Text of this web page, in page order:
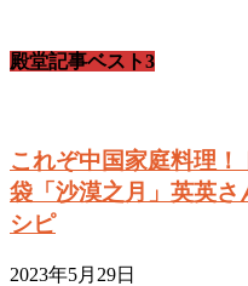
殿堂記事ベスト3
これぞ中国家庭料理
袋「沙漠之月」英英
シピ
2023年5月29日